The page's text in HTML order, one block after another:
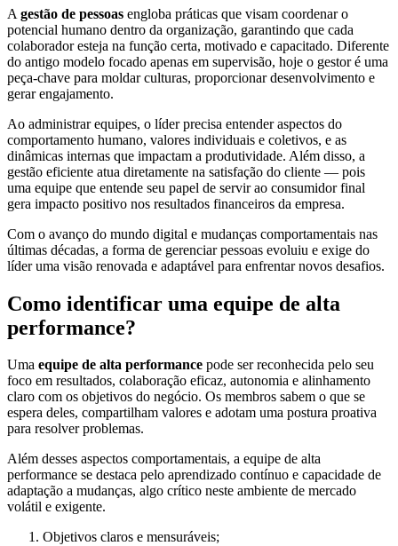
A gestão de pessoas engloba práticas que visam coordenar o
potencial humano dentro da organização, garantindo que cada
colaborador esteja na função certa, motivado e capacitado. Diferente
do antigo modelo focado apenas em supervisão, hoje o gestor é uma
peça-chave para moldar culturas, proporcionar desenvolvimento e
gerar engajamento.
Ao administrar equipes, o líder precisa entender aspectos do
comportamento humano, valores individuais e coletivos, e as
dinâmicas internas que impactam a produtividade. Além disso, a
gestão eficiente atua diretamente na satisfação do cliente — pois
uma equipe que entende seu papel de servir ao consumidor final
gera impacto positivo nos resultados financeiros da empresa.
Com o avanço do mundo digital e mudanças comportamentais nas
últimas décadas, a forma de gerenciar pessoas evoluiu e exige do
líder uma visão renovada e adaptável para enfrentar novos desafios.
Como identificar uma equipe de alta
performance?
Uma equipe de alta performance pode ser reconhecida pelo seu
foco em resultados, colaboração eficaz, autonomia e alinhamento
claro com os objetivos do negócio. Os membros sabem o que se
espera deles, compartilham valores e adotam uma postura proativa
para resolver problemas.
Além desses aspectos comportamentais, a equipe de alta
performance se destaca pelo aprendizado contínuo e capacidade de
adaptação a mudanças, algo crítico neste ambiente de mercado
volátil e exigente.
Objetivos claros e mensuráveis;